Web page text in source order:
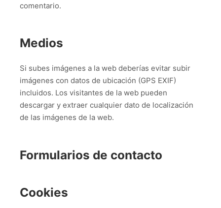
comentario.
Medios
Si subes imágenes a la web deberías evitar subir
imágenes con datos de ubicación (GPS EXIF)
incluidos. Los visitantes de la web pueden
descargar y extraer cualquier dato de localización
de las imágenes de la web.
Formularios de contacto
Cookies